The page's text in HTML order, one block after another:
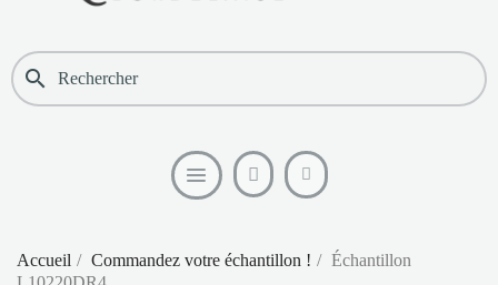
search
Accueil Commandez votre échantillon !
Échantillon